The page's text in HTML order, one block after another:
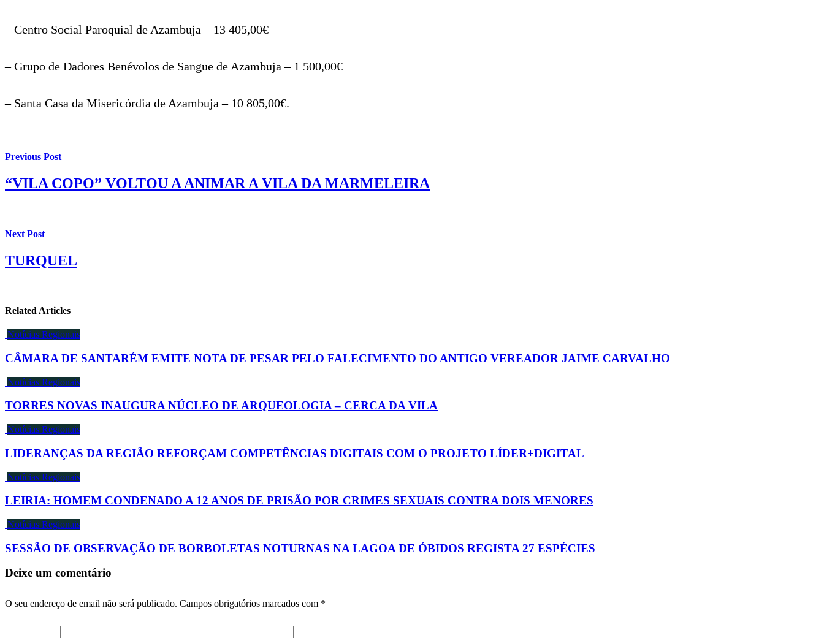
– Centro Social Paroquial de Azambuja – 13 405,00€
– Grupo de Dadores Benévolos de Sangue de Azambuja – 1 500,00€
– Santa Casa da Misericórdia de Azambuja – 10 805,00€.
Previous Post
“VILA COPO” VOLTOU A ANIMAR A VILA DA MARMELEIRA
Next Post
TURQUEL
Related Articles
Notícias Regionais
CÂMARA DE SANTARÉM EMITE NOTA DE PESAR PELO FALECIMENTO DO ANTIGO VEREADOR JAIME CARVALHO
Notícias Regionais
TORRES NOVAS INAUGURA NÚCLEO DE ARQUEOLOGIA – CERCA DA VILA
Notícias Regionais
LIDERANÇAS DA REGIÃO REFORÇAM COMPETÊNCIAS DIGITAIS COM O PROJETO LÍDER+DIGITAL
Notícias Regionais
LEIRIA: HOMEM CONDENADO A 12 ANOS DE PRISÃO POR CRIMES SEXUAIS CONTRA DOIS MENORES
Notícias Regionais
SESSÃO DE OBSERVAÇÃO DE BORBOLETAS NOTURNAS NA LAGOA DE ÓBIDOS REGISTA 27 ESPÉCIES
Deixe um comentário
O seu endereço de email não será publicado. Campos obrigatórios marcados com *